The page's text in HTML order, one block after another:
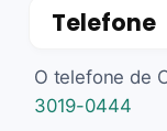
Telefone
O telefone de
3019-0444